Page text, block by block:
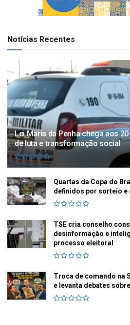
Notícias Recentes
Lei Maria da Penha chega aos
de luta e transformação social
Quartas da Copa do
definidos por sorteio e
TSE cria conselho
desinformação e
processo eleitoral
Troca de comando na
e levanta debates